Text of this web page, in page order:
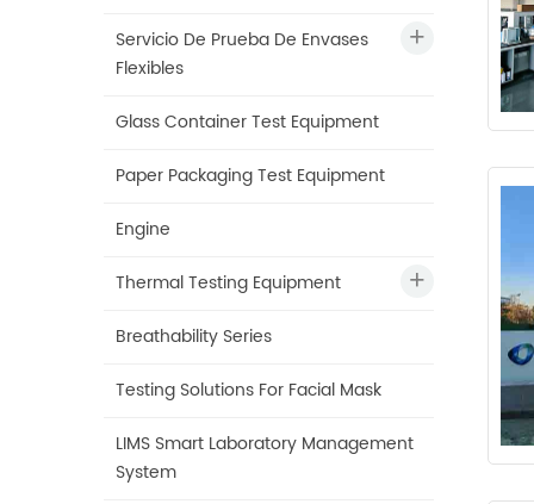
Servicio De Prueba De Envases
Flexibles
Glass Container Test Equipment
Paper Packaging Test Equipment
Engine
Thermal Testing Equipment
Breathability Series
Testing Solutions For Facial Mask
LIMS Smart Laboratory Management
System